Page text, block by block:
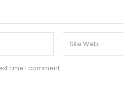
time I comment.